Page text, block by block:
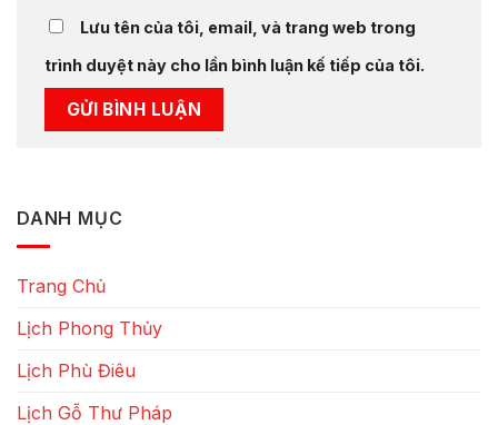
Lưu tên của tôi, email, và trang web trong
trình duyệt này cho lần bình luận kế tiếp của tôi.
DANH MỤC
Trang Chủ
Lịch Phong Thủy
Lịch Phù Điêu
Lịch Gỗ Thư Pháp